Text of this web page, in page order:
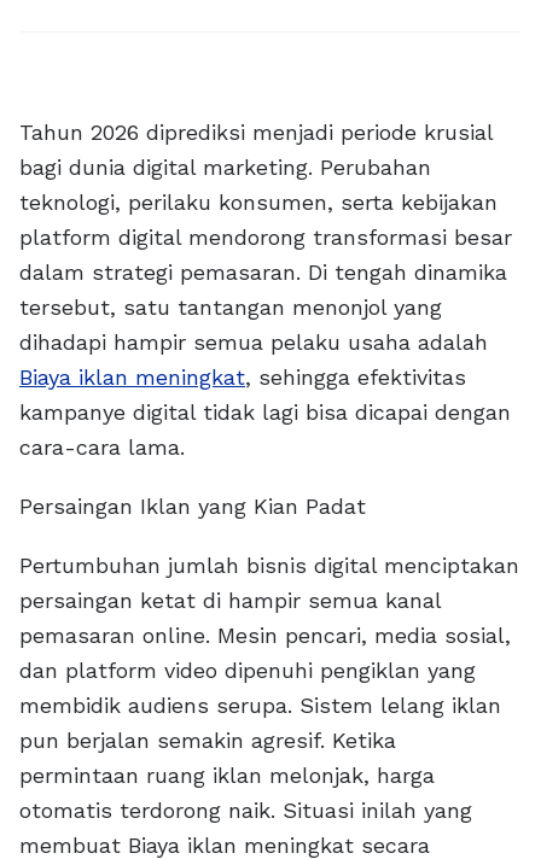
Tahun 2026 diprediksi menjadi periode krusial
bagi dunia digital marketing. Perubahan
teknologi, perilaku konsumen, serta kebijakan
platform digital mendorong transformasi besar
dalam strategi pemasaran. Di tengah dinamika
tersebut, satu tantangan menonjol yang
dihadapi hampir semua pelaku usaha adalah
Biaya iklan meningkat, sehingga efektivitas
kampanye digital tidak lagi bisa dicapai dengan
cara-cara lama.
Persaingan Iklan yang Kian Padat
Pertumbuhan jumlah bisnis digital menciptakan
persaingan ketat di hampir semua kanal
pemasaran online. Mesin pencari, media sosial,
dan platform video dipenuhi pengiklan yang
membidik audiens serupa. Sistem lelang iklan
pun berjalan semakin agresif. Ketika
permintaan ruang iklan melonjak, harga
otomatis terdorong naik. Situasi inilah yang
membuat Biaya iklan meningkat secara